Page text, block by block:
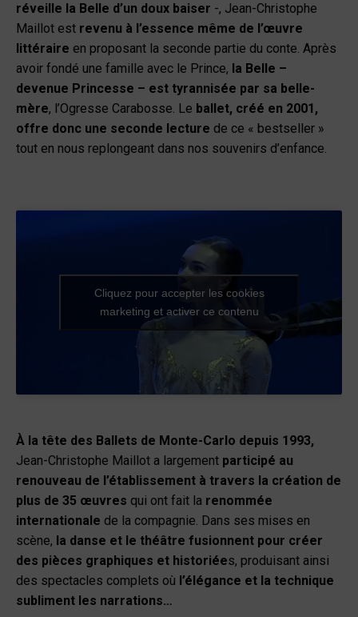
réveille la Belle d’un doux baiser -, Jean-Christophe
Maillot est revenu à l’essence même de l’œuvre
littéraire en proposant la seconde partie du conte. Après
avoir fondé une famille avec le Prince, la Belle –
devenue Princesse – est tyrannisée par sa belle-
mère, l’Ogresse Carabosse. Le ballet, créé en 2001,
offre donc une seconde lecture de ce « bestseller »
tout en nous replongeant dans nos souvenirs d’enfance.
Cliquez pour accepter les cookies
marketing et activer ce contenu
À la tête des Ballets de Monte-Carlo depuis 1993,
Jean-Christophe Maillot a largement participé au
renouveau de l’établissement à travers la création de
plus de 35 œuvres qui ont fait la renommée
internationale de la compagnie. Dans ses mises en
scène, la danse et le théâtre fusionnent pour créer
des pièces graphiques et historiées, produisant ainsi
des spectacles complets où l’élégance et la technique
subliment les narrations…